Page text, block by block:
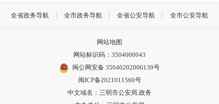
全省政务导航 全市政务导航 全省公安导航 全市公安导航
网站地图
网站标识码：3504000043
闽公网安备 35040202000139号
闽ICP备2021011560号
中文域名：三明市公安局.政务